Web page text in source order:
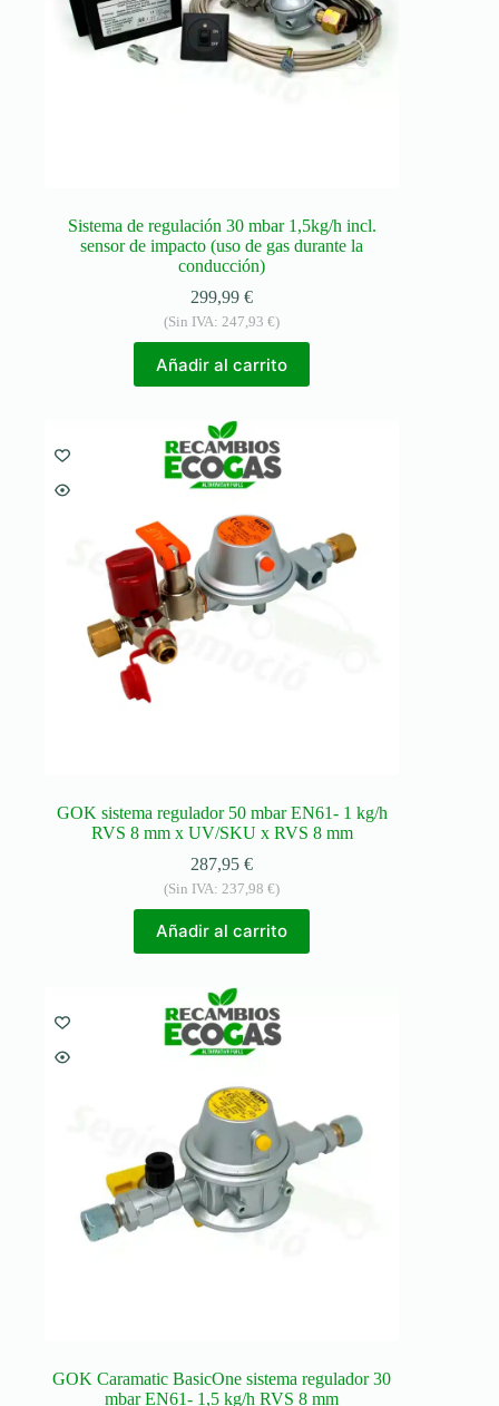
Sistema de regulación 30 mbar 1,5kg/h incl.
sensor de impacto (uso de gas durante la
conducción)
299,99€
(Sin IVA:247,93€)
Añadir al carrito
GOK sistema regulador 50 mbar EN61- 1 kg/h
RVS 8 mm x UV/SKU x RVS 8 mm
287,95€
(Sin IVA: 237,98€)
Añadir al carrito
GOK Caramatic BasicOne sistema regulador 30
mbar EN61- 1,5 kg/h RVS 8 mm